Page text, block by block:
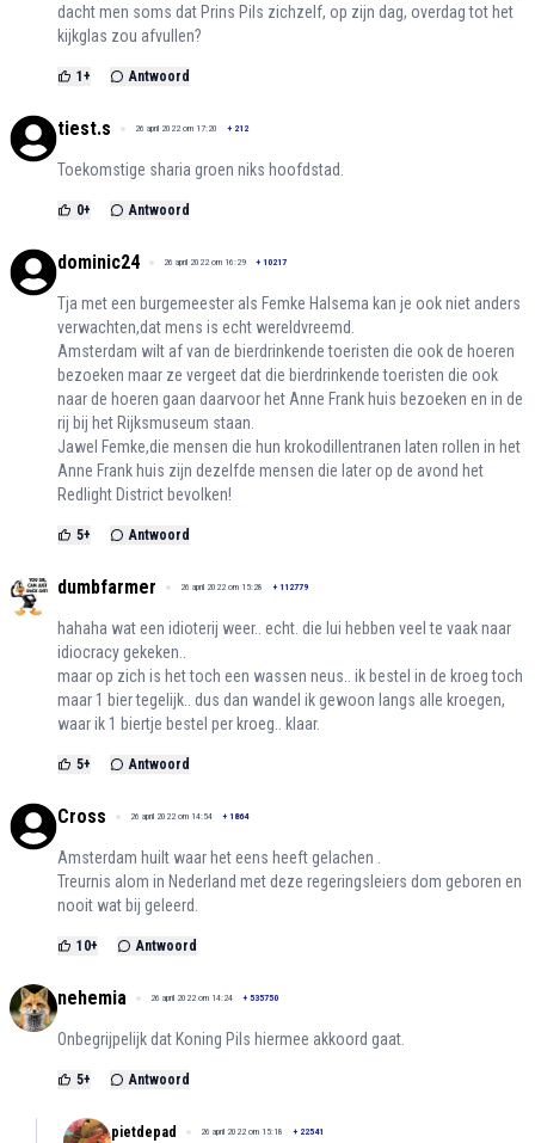
dacht men soms dat Prins Pils zichzelf, op zijn dag, overdag tot het
kijkglas zou afvullen?
1 + Antwoord
tiest.s 26 april 2022 om 17:20 + 212
Toekomstige sharia groen niks hoofdstad.
0+ Antwoord
dominic24 26 april 2022 om 16:29 + 10217
Tja met een burgemeester als Femke Halsema kan je ook niet anders
verwachten,dat mens is echt wereldvreemd.
Amsterdam wilt af van de bierdrinkende toeristen die ook de hoeren
bezoeken maar ze vergeet dat die bierdrinkende toeristen die ook
naar de hoeren gaan daarvoor het Anne Frank huis bezoeken en in de
rij bij het Rijksmuseum staan.
Jawel Femke,die mensen die hun krokodillentranen laten rollen in het
Anne Frank huis zijn dezelfde mensen die later op de avond het
Redlight District bevolken!
5+ Antwoord
dumbfarmer 26 april 2022 om 15:28 + 112779
hahaha wat een idioterij weer.. echt. die lui hebben veel te vaak naar
idiocracy gekeken..
maar op zich is het toch een wassen neus.. ik bestel in de kroeg toch
maar 1 bier tegelijk.. dus dan wandel ik gewoon langs alle kroegen,
waar ik 1 biertje bestel per kroeg.. klaar.
5+ Antwoord
Cross 26 april 2022 om 14:54 + 1864
Amsterdam huilt waar het eens heeft gelachen .
Treurnis alom in Nederland met deze regeringsleiers dom geboren en
nooit wat bij geleerd.
10+ Antwoord
nehemia 26 april 2022 om 14:24 + 535750
Onbegrijpelijk dat Koning Pils hiermee akkoord gaat.
5+ Antwoord
pietdepad 26 april 2022 om 15:18 + 22541